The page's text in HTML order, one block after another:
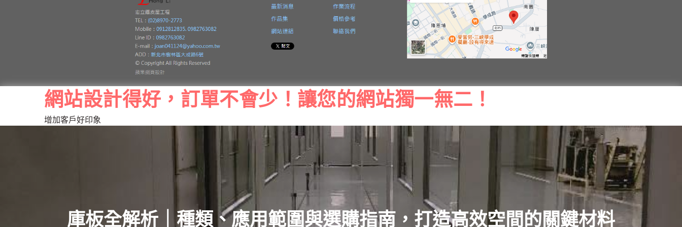
Skip
to
網站設計得好，訂單不會少！讓您的網站獨一無二！
增加客戶好印象
庫板全解析｜種類、應用範圍與選購指南，打造高效空間的關鍵材料